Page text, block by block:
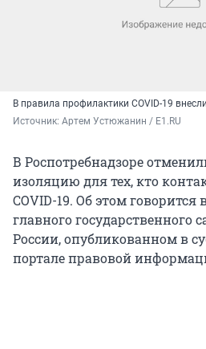
В правила профилактики COVID-19
Источник: Артем Устюжанин / E1.RU
В Роспотребнадзоре
изоляцию для тех, кто
COVID-19. Об этом
главного государственного
России, опубликованном в
портале правовой